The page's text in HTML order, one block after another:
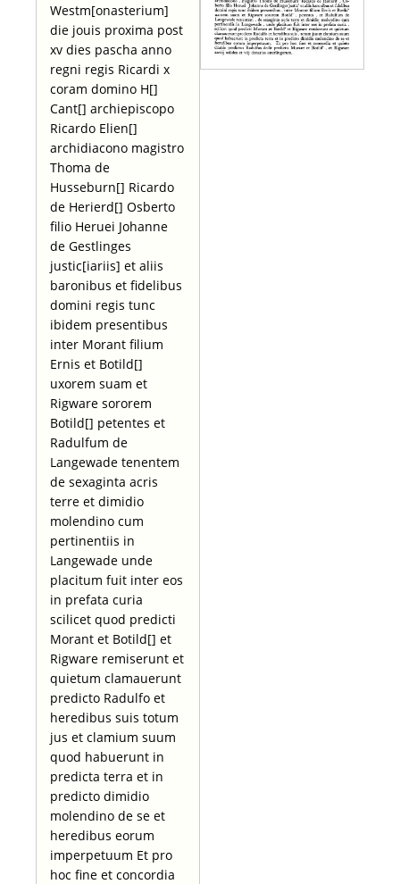
Westm[onasterium]
die jouis proxima post
xv dies pascha anno
regni regis Ricardi x
coram domino H[]
Cant[] archiepiscopo
Ricardo Elien[]
archidiacono magistro
Thoma de
Husseburn[] Ricardo
de Herierd[] Osberto
filio Heruei Johanne
de Gestlinges
justic[iariis] et aliis
baronibus et fidelibus
domini regis tunc
ibidem presentibus
inter Morant filium
Ernis et Botild[]
uxorem suam et
Rigware sororem
Botild[] petentes et
Radulfum de
Langewade tenentem
de sexaginta acris
terre et dimidio
molendino cum
pertinentiis in
Langewade unde
placitum fuit inter eos
in prefata curia
scilicet quod predicti
Morant et Botild[] et
Rigware remiserunt et
quietum clamauerunt
predicto Radulfo et
heredibus suis totum
jus et clamium suum
quod habuerunt in
predicta terra et in
predicto dimidio
molendino de se et
heredibus eorum
imperpetuum Et pro
hoc fine et concordia